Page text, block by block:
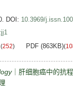
DOI: 10.3969/
(252) PDF (863KB)(
｜肝细胞癌中的抗